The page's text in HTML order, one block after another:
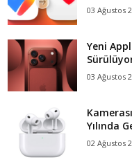
03 Ağustos
Yeni
03 Ağustos
Yılında
02 Ağustos